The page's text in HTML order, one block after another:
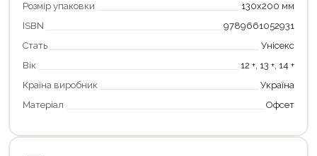
Розмір упаковки
130х200 мм
ISBN
9789661052931
Стать
Унісекс
Вік
12 +, 13 +, 14 +
Країна виробник
Україна
Матеріал
Офсет